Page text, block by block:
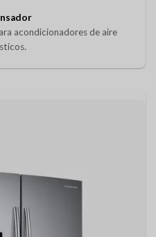
acondicionadores de aire